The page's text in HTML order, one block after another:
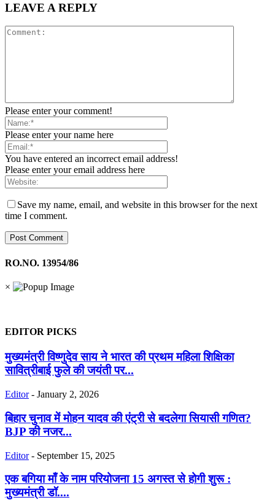
LEAVE A REPLY
Please enter your comment!
Please enter your name here
You have entered an incorrect email address!
Please enter your email address here
Save my name, email, and website in this browser for the next
time I comment.
RO.NO. 13954/86
×
EDITOR PICKS
मुख्यमंत्री विष्णुदेव साय ने भारत की प्रथम महिला शिक्षिका
सावित्रीबाई फुले की जयंती पर...
Editor - January 2, 2026
बिहार चुनाव में मोहन यादव की एंट्री से बदलेगा सियासी गणित?
BJP की नजर...
Editor - September 15, 2025
एक बगिया माँ के नाम परियोजना 15 अगस्त से होगी शुरू :
मुख्यमंत्री डॉ....